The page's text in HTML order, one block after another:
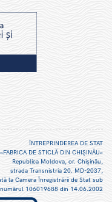
ÎNTREPRINDEREA DE STAT
«FABRICA DE STICLĂ DIN CHIŞINĂU»
Republica Moldova, or. Chişinău,
strada Transnistria 20. MD-2037,
la Camera Înregistrării de Stat sub
numărul 106019688 din 14.06.2002